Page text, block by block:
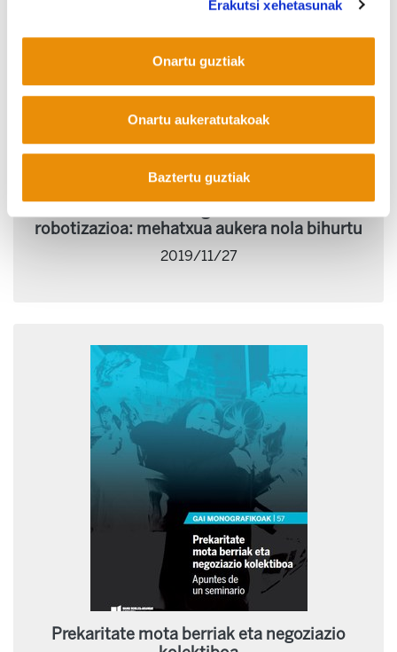
Erakutsi xehetasunak
Onartu guztiak
Onartu aukeratutakoak
Baztertu guztiak
robotizazioa: mehatxua aukera nola bihurtu
2019/11/27
Prekaritate mota berriak eta negoziazio